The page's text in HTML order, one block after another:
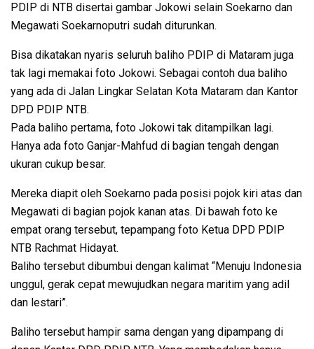
PDIP di NTB disertai gambar Jokowi selain Soekarno dan
Megawati Soekarnoputri sudah diturunkan.
Bisa dikatakan nyaris seluruh baliho PDIP di Mataram juga
tak lagi memakai foto Jokowi. Sebagai contoh dua baliho
yang ada di Jalan Lingkar Selatan Kota Mataram dan Kantor
DPD PDIP NTB.
Pada baliho pertama, foto Jokowi tak ditampilkan lagi.
Hanya ada foto Ganjar-Mahfud di bagian tengah dengan
ukuran cukup besar.
Mereka diapit oleh Soekarno pada posisi pojok kiri atas dan
Megawati di bagian pojok kanan atas. Di bawah foto ke
empat orang tersebut, tepampang foto Ketua DPD PDIP
NTB Rachmat Hidayat.
Baliho tersebut dibumbui dengan kalimat “Menuju Indonesia
unggul, gerak cepat mewujudkan negara maritim yang adil
dan lestari”.
Baliho tersebut hampir sama dengan yang dipampang di